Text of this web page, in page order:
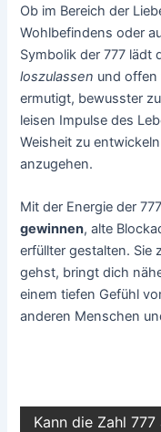
Ob im Bereich der
Wohlbefindens oder
Symbolik der 777 lädt
loszulassen und offen
ermutigt, bewusster
leisen Impulse des
Weisheit zu
anzugehen.
Mit der Energie der
gewinnen, alte
erfüllter gestalten. Sie
gehst, bringt dich
einem tiefen Gefühl
anderen Menschen
Kann die Zahl